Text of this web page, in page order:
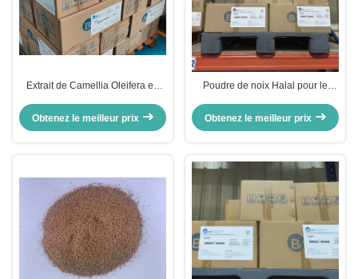
Extrait de Camellia Oleifera en
Maillage CAS 94333-93-4
Obtenez le meilleur prix
Poudre de noix Halal pour le
poudre de noix de coquille
Obtenez le meilleur prix